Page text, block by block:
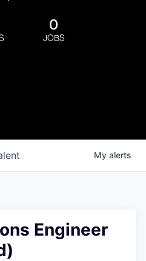
0
JOBS
My alerts
Engineer